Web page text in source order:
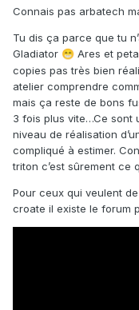
Connais pas arbatech
Tu dis ça parce que tu
Gladiator 😁 Ares et
copies pas très bien
atelier comprendre
mais ça reste de bons
3 fois plus vite…Ce sont
niveau de réalisation
compliqué à estimer.
triton c’est sûrement ce
Pour ceux qui veulent
croate il existe le forum